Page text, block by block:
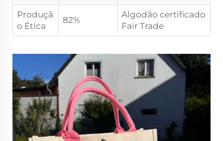
Produçã
o Ética
82%
Algodão certificado
Fair Trade